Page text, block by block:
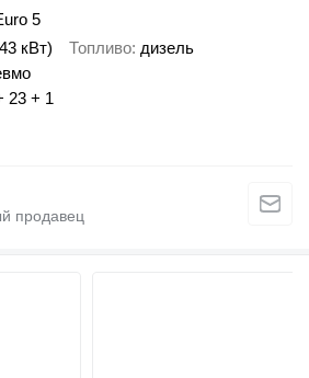
5
кВт) Топливо дизель
23 + 1